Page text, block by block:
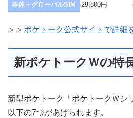
本体＋グローバルSIM
29,800円
＞＞ ポケトーク公式サイトで詳細
新ポケトークＷの特
新型ポケトーク「ポケトークＷシ
以下の7つがあげられます。